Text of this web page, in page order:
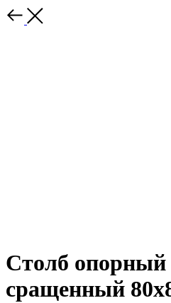
Столб опорный
сращенный